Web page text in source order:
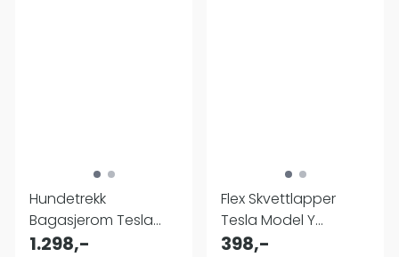
Hundetrekk
Bagasjerom Tesla
Model Y
1.298,-
Flex Skvettlapper
Tesla Model Y
Juniper
398,-